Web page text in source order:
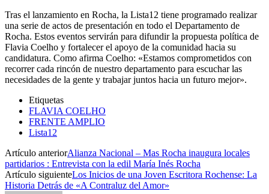
Tras el lanzamiento en Rocha, la Lista12 tiene programado realizar
una serie de actos de presentación en todo el Departamento de
Rocha. Estos eventos servirán para difundir la propuesta política de
Flavia Coelho y fortalecer el apoyo de la comunidad hacia su
candidatura. Como afirma Coelho: «Estamos comprometidos con
recorrer cada rincón de nuestro departamento para escuchar las
necesidades de la gente y trabajar juntos hacia un futuro mejor».
Etiquetas
FLAVIA COELHO
FRENTE AMPLIO
Lista12
Artículo anteriorAlianza Nacional – Mas Rocha inaugura locales
partidarios : Entrevista con la edil María Inés Rocha
Artículo siguienteLos Inicios de una Joven Escritora Rochense: La
Historia Detrás de «A Contraluz del Amor»